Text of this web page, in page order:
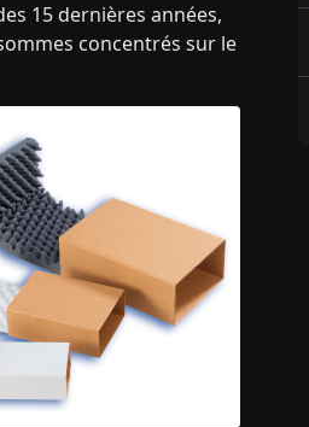
15 dernières années,
concentrés sur le